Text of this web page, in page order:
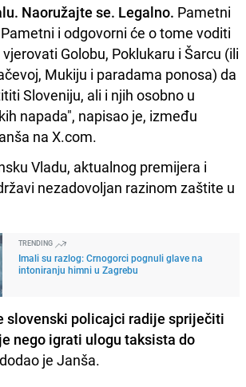
Naoružajte se. Legalno. Pametni
i odgovorni će o tome voditi
Golobu, Poklukaru i Šarcu (ili
Mukiju i paradama ponosa) da
Sloveniju, ali i njih osobno u
napada", napisao je, između
na X.com.
Vladu, aktualnog premijera i
nezadovoljan razinom zaštite u
TRENDING
Imali su razlog: Crnogorci pognuli glave na
intoniranju himni u Zagrebu
slovenski policajci radije spriječiti
nego igrati ulogu taksista do
je Janša.